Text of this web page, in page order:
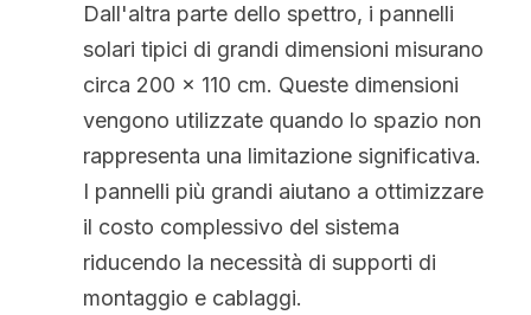
Giapponese
Coreano
Ebraico
Dall'altra parte dello spettro, i pannelli
solari tipici di grandi dimensioni misurano
circa 200 x 110 cm. Queste dimensioni
vengono utilizzate quando lo spazio non
rappresenta una limitazione significativa.
I pannelli più grandi aiutano a ottimizzare
il costo complessivo del sistema
riducendo la necessità di supporti di
montaggio e cablaggi.